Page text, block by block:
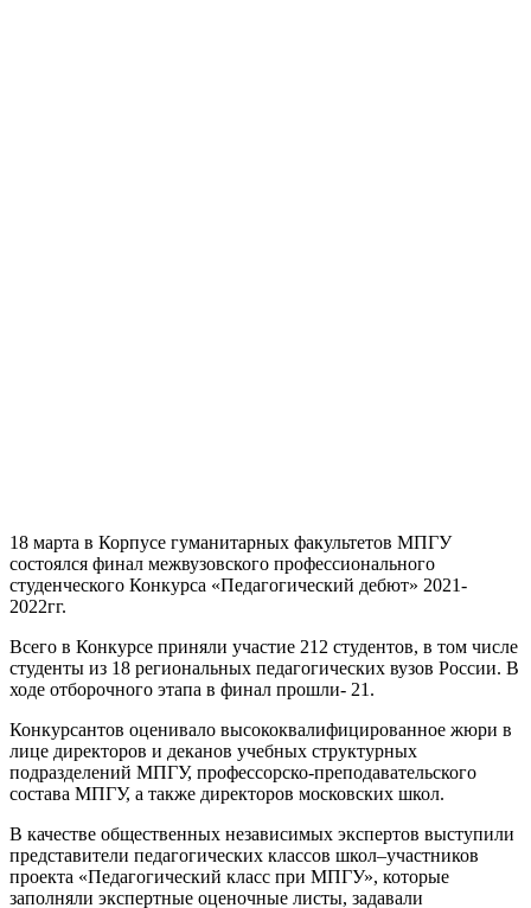
18 марта в Корпусе гуманитарных факультетов МПГУ
состоялся финал межвузовского профессионального
студенческого Конкурса «Педагогический дебют» 2021-
2022гг.
Всего в Конкурсе приняли участие 212 студентов, в том числе
студенты из 18 региональных педагогических вузов России. В
ходе отборочного этапа в финал прошли- 21.
Конкурсантов оценивало высококвалифицированное жюри в
лице директоров и деканов учебных структурных
подразделений МПГУ, профессорско-преподавательского
состава МПГУ, а также директоров московских школ.
В качестве общественных независимых экспертов выступили
представители педагогических классов школ–участников
проекта «Педагогический класс при МПГУ», которые
заполняли экспертные оценочные листы, задавали